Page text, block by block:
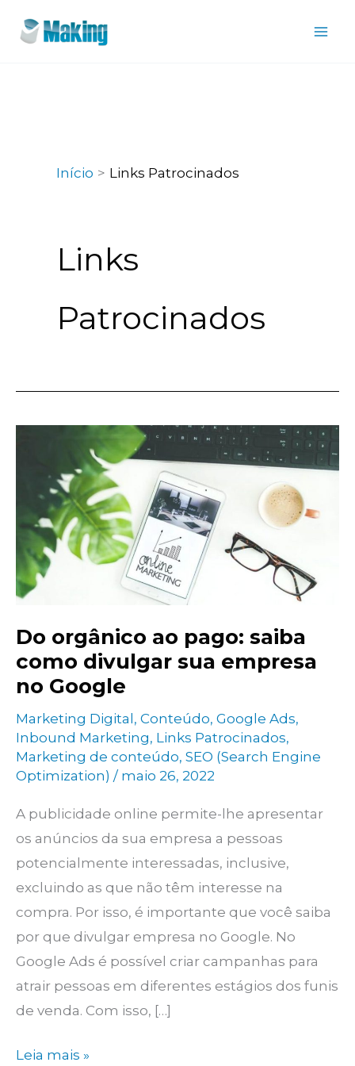
para
Início Links Patrocinados
Links
Patrocinados
Do orgânico ao pago: saiba
como divulgar sua empresa
no Google
Marketing Digital , Conteúdo, Google Ads,
Inbound Marketing, Links Patrocinados,
Marketing de conteúdo, SEO (Search Engine
Optimization) / maio 26, 2022
A publicidade online permite-lhe apresentar
os anúncios da sua empresa a pessoas
potencialmente interessadas, inclusive,
excluindo as que não têm interesse na
compra. Por isso, é importante que você saiba
por que divulgar empresa no Google. No
Google Ads é possível criar campanhas para
atrair pessoas em diferentes estágios dos funis
de venda. Com isso, […]
Do
Leia mais »